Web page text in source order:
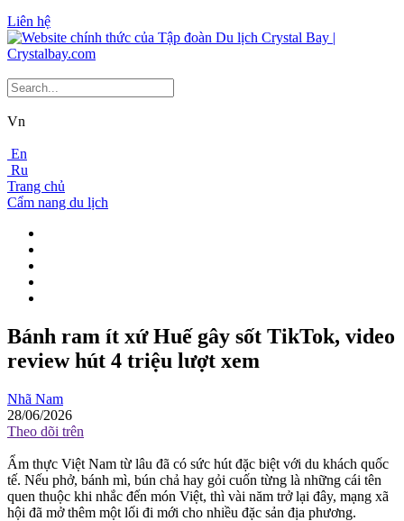
Liên hệ
Vn
En
Ru
Trang chủ
Cẩm nang du lịch
Bánh ram ít xứ Huế gây sốt TikTok, video
review hút 4 triệu lượt xem
Nhã Nam
28/06/2026
Theo dõi trên
Ẩm thực Việt Nam từ lâu đã có sức hút đặc biệt với du khách quốc
tế. Nếu phở, bánh mì, bún chả hay gỏi cuốn từng là những cái tên
quen thuộc khi nhắc đến món Việt, thì vài năm trở lại đây, mạng xã
hội đã mở thêm một lối đi mới cho nhiều đặc sản địa phương.